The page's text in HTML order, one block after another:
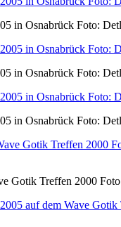
in Osnabrück Foto:
in Osnabrück Foto:
in Osnabrück Foto:
Gotik Treffen 2000